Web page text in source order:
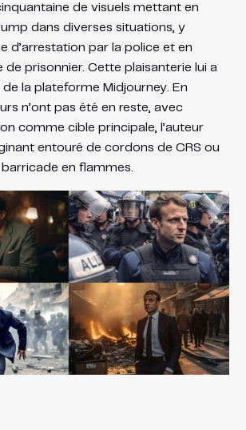
de visuels mettant en
dans diverses situations, y
d’arrestation par la police et en
prisonnier. Cette plaisanterie lui a
de la plateforme Midjourney. En
n’ont pas été en reste, avec
comme cible principale, l’auteur
entouré de cordons de CRS ou
en flammes.